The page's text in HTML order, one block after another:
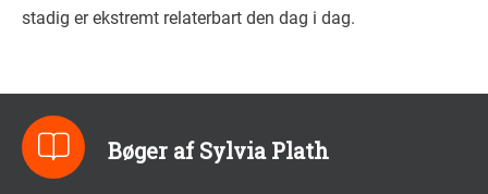
stadig er ekstremt relaterbart den dag i dag.
Bøger af Sylvia Plath